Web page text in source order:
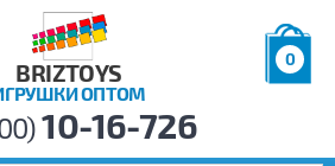
BRIZTOYS
ОПТОМ
0
р.
10-16-726